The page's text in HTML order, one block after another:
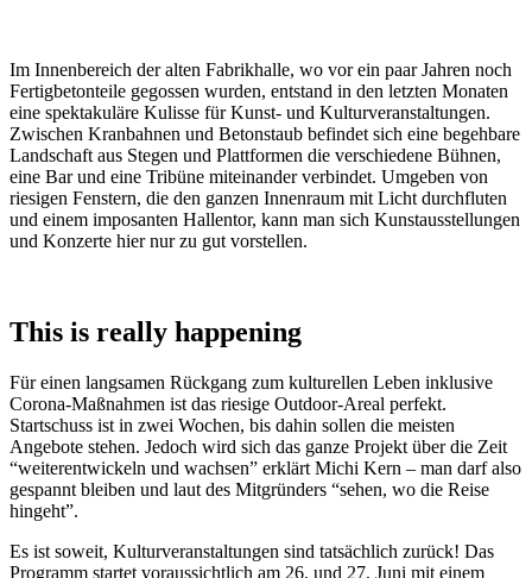
Im Innenbereich der alten Fabrikhalle, wo vor ein paar Jahren noch
Fertigbetonteile gegossen wurden, entstand in den letzten Monaten
eine spektakuläre Kulisse für Kunst- und Kulturveranstaltungen.
Zwischen Kranbahnen und Betonstaub befindet sich eine begehbare
Landschaft aus Stegen und Plattformen die verschiedene Bühnen,
eine Bar und eine Tribüne miteinander verbindet. Umgeben von
riesigen Fenstern, die den ganzen Innenraum mit Licht durchfluten
und einem imposanten Hallentor, kann man sich Kunstausstellungen
und Konzerte hier nur zu gut vorstellen.
This is really happening
Für einen langsamen Rückgang zum kulturellen Leben inklusive
Corona-Maßnahmen ist das riesige Outdoor-Areal perfekt.
Startschuss ist in zwei Wochen, bis dahin sollen die meisten
Angebote stehen. Jedoch wird sich das ganze Projekt über die Zeit
“weiterentwickeln und wachsen” erklärt Michi Kern – man darf also
gespannt bleiben und laut des Mitgründers “sehen, wo die Reise
hingeht”.
Es ist soweit, Kulturveranstaltungen sind tatsächlich zurück! Das
Programm startet voraussichtlich am 26. und 27. Juni mit einem